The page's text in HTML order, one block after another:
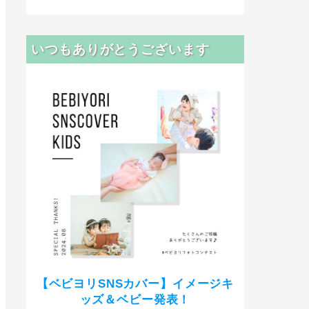
いつもありがとうございます
【ベビヨリSNSカバー】イメージキ
ッズ＆ベビー発表！